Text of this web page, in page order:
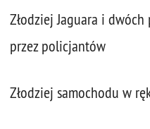
Złodziej Jaguara i
przez policjantów
Złodziej samochodu w